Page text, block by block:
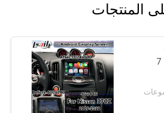
المنتجات
للسيارة Lsailt مقاس 7